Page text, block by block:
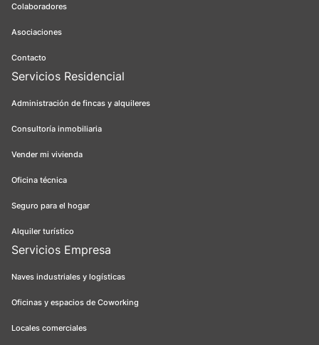
Colaboradores
Asociaciones
Contacto
Servicios Residencial
Administración de fincas y alquileres
Consultoría inmobiliaria
Vender mi vivienda
Oficina técnica
Seguro para el hogar
Alquiler turístico
Servicios Empresa
Naves industriales y logísticas
Oficinas y espacios de Coworking
Locales comerciales